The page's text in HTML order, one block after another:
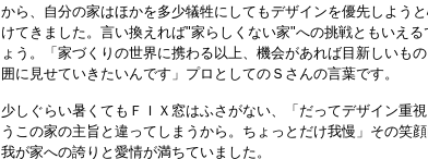
から、自分の家はほかを多少犠牲にしてもデザインを優先しよう
けてきました。言い換えれば"家らしくない家"への挑戦ともいえる
ょう。「家づくりの世界に携わる以上、機会があれば目新しいもの
囲に見せていきたいんです」プロとしてのＳさんの言葉です。
少しぐらい暑くてもＦＩＸ窓はふさがない、「だってデザイン重
うこの家の主旨と違ってしまうから。ちょっとだけ我慢」その笑
我が家への誇りと愛情が満ちていました。